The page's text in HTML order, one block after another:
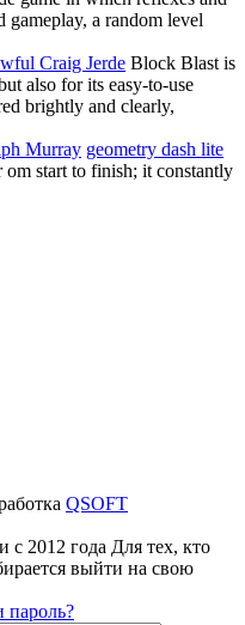
gameplay, a random level
Craig Jerde Block Blast is
also for its easy-to-use
brightly and clearly,
Murray geometry dash lite
start to finish; it constantly
QSOFT
с 2012 года Для тех, кто
выйти на свою
пароль?